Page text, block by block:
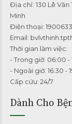
Địa chỉ: 130 Lê
Minh
Điện thoại:
Email:
Thời gian làm việc:
- Trong giờ: 06:00 -
- Ngoài giờ: 16:30 -
Cấp cứu: 24/7
Dành Cho